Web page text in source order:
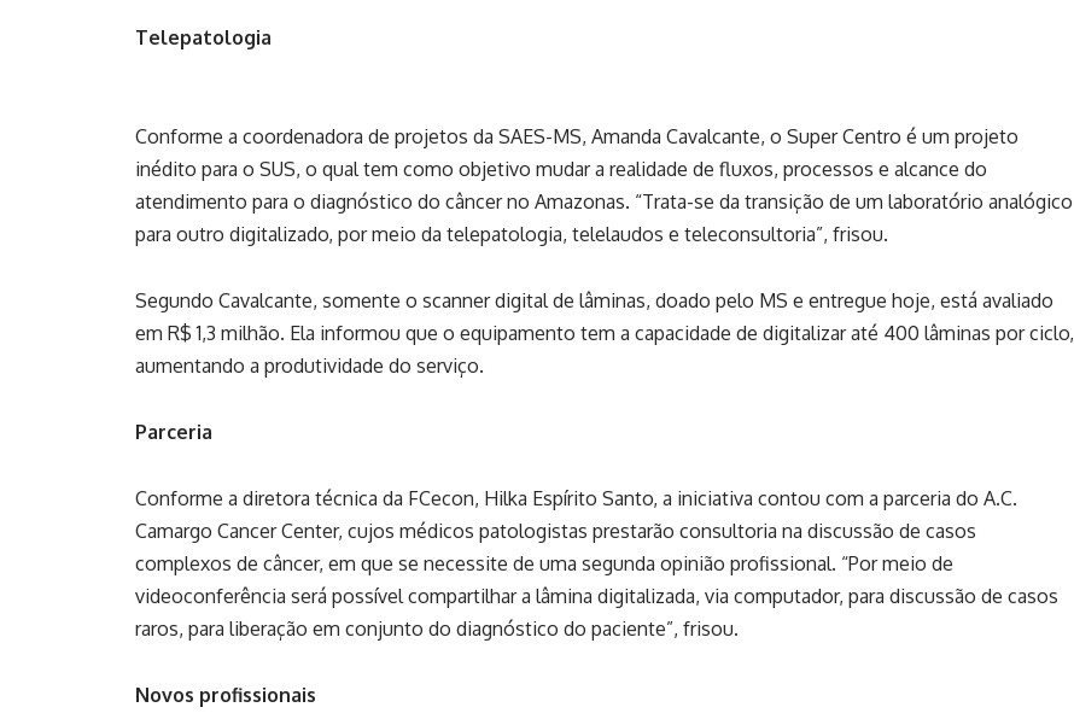
Telepatologia
Conforme a coordenadora de projetos da SAES-MS, Amanda Cavalcante, o Super Centro é um projeto
inédito para o SUS, o qual tem como objetivo mudar a realidade de fluxos, processos e alcance do
atendimento para o diagnóstico do câncer no Amazonas. “Trata-se da transição de um laboratório analógico
para outro digitalizado, por meio da telepatologia, telelaudos e teleconsultoria”, frisou.
Segundo Cavalcante, somente o scanner digital de lâminas, doado pelo MS e entregue hoje, está avaliado
em R$ 1,3 milhão. Ela informou que o equipamento tem a capacidade de digitalizar até 400 lâminas por ciclo,
aumentando a produtividade do serviço.
Parceria
Conforme a diretora técnica da FCecon, Hilka Espírito Santo, a iniciativa contou com a parceria do A.C.
Camargo Cancer Center, cujos médicos patologistas prestarão consultoria na discussão de casos
complexos de câncer, em que se necessite de uma segunda opinião profissional. “Por meio de
videoconferência será possível compartilhar a lâmina digitalizada, via computador, para discussão de casos
raros, para liberação em conjunto do diagnóstico do paciente”, frisou.
Novos profissionais